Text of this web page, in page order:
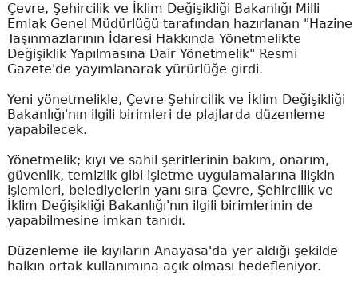
Çevre, Şehircilik ve İklim Değişikliği Bakanlığı Milli
Emlak Genel Müdürlüğü tarafından hazırlanan "Hazine
Taşınmazlarının İdaresi Hakkında Yönetmelikte
Değişiklik Yapılmasına Dair Yönetmelik" Resmi
Gazete'de yayımlanarak yürürlüğe girdi.
Yeni yönetmelikle, Çevre Şehircilik ve İklim Değişikliği
Bakanlığı'nın ilgili birimleri de plajlarda düzenleme
yapabilecek.
Yönetmelik; kıyı ve sahil şeritlerinin bakım, onarım,
güvenlik, temizlik gibi işletme uygulamalarına ilişkin
işlemleri, belediyelerin yanı sıra Çevre, Şehircilik ve
İklim Değişikliği Bakanlığı'nın ilgili birimlerinin de
yapabilmesine imkan tanıdı.
Düzenleme ile kıyıların Anayasa'da yer aldığı şekilde
halkın ortak kullanımına açık olması hedefleniyor.